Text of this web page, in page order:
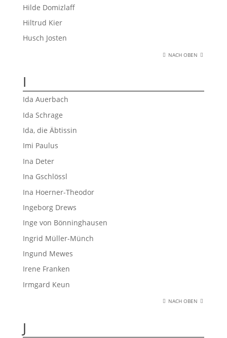
Hilde Domizlaff
Hiltrud Kier
Husch Josten
NACH OBEN
I
Ida Auerbach
Ida Schrage
Ida, die Äbtissin
Imi Paulus
Ina Deter
Ina Gschlössl
Ina Hoerner-Theodor
Ingeborg Drews
Inge von Bönninghausen
Ingrid Müller-Münch
Ingund Mewes
Irene Franken
Irmgard Keun
NACH OBEN
J